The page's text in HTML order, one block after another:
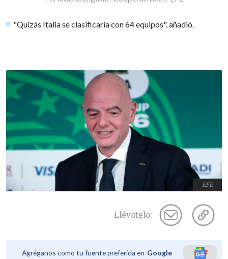
"Quizás Italia se clasificaría con 64 equipos", añadió.
EFE
Llévatelo:
Agréganos como tu fuente preferida en Google